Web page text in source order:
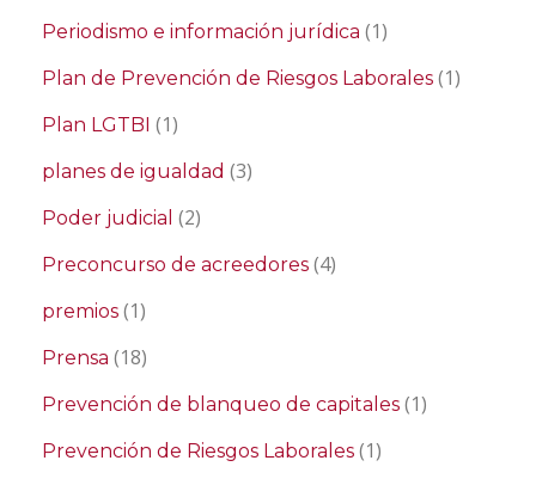
Periodismo e información jurídica (1)
Plan de Prevención de Riesgos Laborales (1)
Plan LGTBI (1)
planes de igualdad (3)
Poder judicial (2)
Preconcurso de acreedores (4)
premios (1)
Prensa (18)
Prevención de blanqueo de capitales (1)
Prevención de Riesgos Laborales (1)